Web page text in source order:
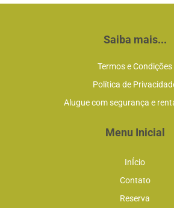
Saiba mais...
Termos e Condições
Política de
Alugue com segurança e
Menu Inicial
InÍcio
Contato
Reserva